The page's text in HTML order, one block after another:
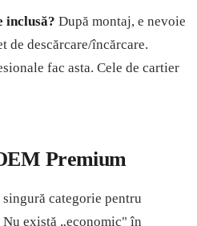
inclusă? După montaj, e nevoie
de descărcare/încărcare.
fac asta. Cele de cartier
Premium
categorie pentru
Nu există „economic" în